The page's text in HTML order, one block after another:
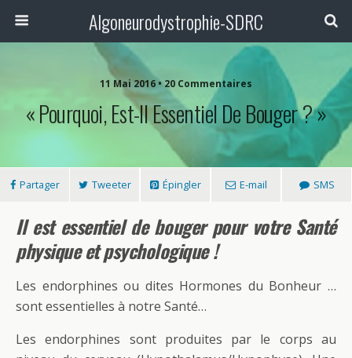
Algoneurodystrophie-SDRC
11 Mai 2016 • 20 Commentaires
« Pourquoi, Est-Il Essentiel De Bouger ? »
Partager Tweeter Épingler E-mail SMS
Il est essentiel de bouger pour votre Santé
physique et psychologique !
Les endorphines ou dites Hormones du Bonheur …
sont essentielles à notre Santé…
Les endorphines sont produites par le corps au